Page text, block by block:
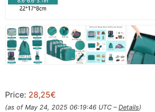
Price: 28,25€
(as of May 24, 2025 06:19:46 UTC – Details)